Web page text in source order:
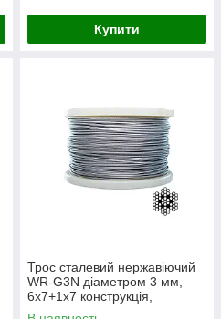
Купити
Трос сталевий нержавіючий
WR-G3N діаметром 3 мм,
6х7+1х7 конструкція,
довжина 200 м, AISI 304, для